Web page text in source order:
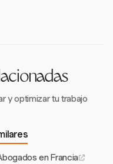
y optimizar tu trabajo
en Francia